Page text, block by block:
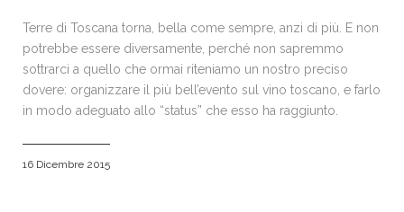
Terre di Toscana torna, bella come sempre, anzi di più. E non
potrebbe essere diversamente, perché non sapremmo
sottrarci a quello che ormai riteniamo un nostro preciso
dovere: organizzare il più bell’evento sul vino toscano, e farlo
in modo adeguato allo “status” che esso ha raggiunto.
16 Dicembre 2015